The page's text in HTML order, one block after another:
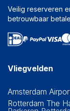
Veilig reserveren
betrouwbaar
Vliegvelden
Amsterdam
Rotterdam The